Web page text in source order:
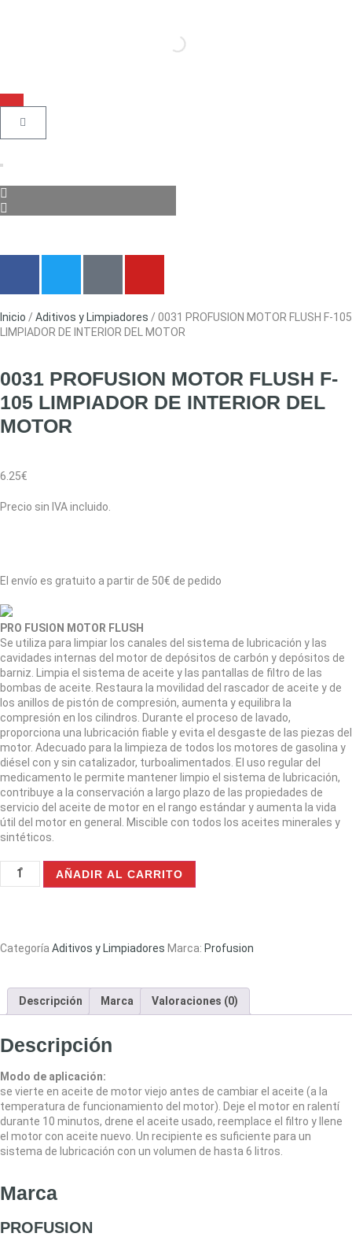
Inicio / Aditivos y Limpiadores / 0031 PROFUSION MOTOR FLUSH F-105
LIMPIADOR DE INTERIOR DEL MOTOR
0031 PROFUSION MOTOR FLUSH F-
105 LIMPIADOR DE INTERIOR DEL
MOTOR
6.25€
Precio sin IVA incluido.
El envío es gratuito a partir de 50€ de pedido
PRO FUSION MOTOR FLUSH
Se utiliza para limpiar los canales del sistema de lubricación y las
cavidades internas del motor de depósitos de carbón y depósitos de
barniz. Limpia el sistema de aceite y las pantallas de filtro de las
bombas de aceite. Restaura la movilidad del rascador de aceite y de
los anillos de pistón de compresión, aumenta y equilibra la
compresión en los cilindros. Durante el proceso de lavado,
proporciona una lubricación fiable y evita el desgaste de las piezas del
motor. Adecuado para la limpieza de todos los motores de gasolina y
diésel con y sin catalizador, turboalimentados. El uso regular del
medicamento le permite mantener limpio el sistema de lubricación,
contribuye a la conservación a largo plazo de las propiedades de
servicio del aceite de motor en el rango estándar y aumenta la vida
útil del motor en general. Miscible con todos los aceites minerales y
sintéticos.
AÑADIR AL CARRITO
Categoría Aditivos y Limpiadores Marca: Profusion
Descripción Marca Valoraciones (0)
Descripción
Modo de aplicación:
se vierte en aceite de motor viejo antes de cambiar el aceite (a la
temperatura de funcionamiento del motor). Deje el motor en ralentí
durante 10 minutos, drene el aceite usado, reemplace el filtro y llene
el motor con aceite nuevo. Un recipiente es suficiente para un
sistema de lubricación con un volumen de hasta 6 litros.
Marca
PROFUSION